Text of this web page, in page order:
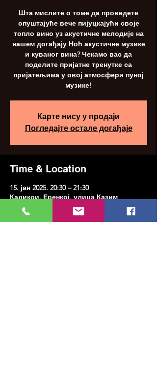
Шта мислите о томе да проведете
опуштајуће вече пијуцкајући своје
топло вино уз акустичне мелодије на
нашем догађају Ноћ акустичне музике
и куваног вина? Чекамо вас да
поделите пријатне тренутке са
пријатељима у овој атмосфери пуној
музике!
Карте нису у продаји
Погледајте остале догађаје
Time & Location
15. јан 2025. 20:30 – 21:30
Кадикои, Еренкој, улица Казим
Карабекирпаша Но:8, 34738 Кадıкои/
Истанбул, Туркиие